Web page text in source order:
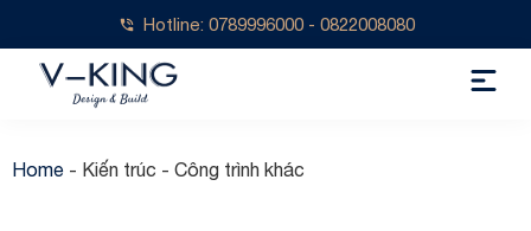
Hotline: 0789996000 - 0822008080
Home - Kiến trúc - Công trình khác